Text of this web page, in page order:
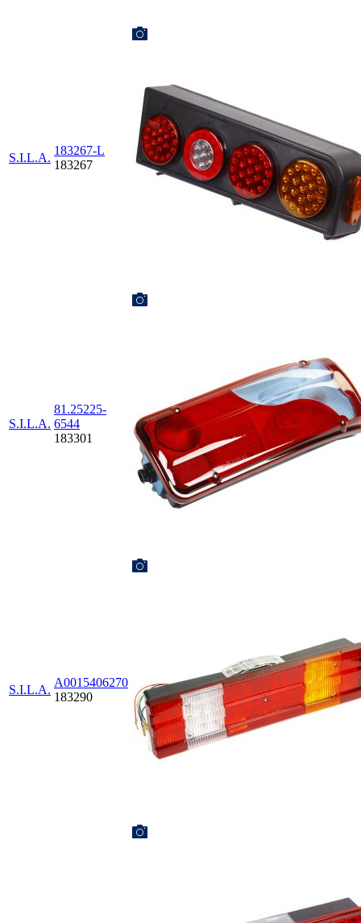
S.I.L.A.
183267-L
183267
S.I.L.A.
81.25225-
6544
183301
S.I.L.A.
A0015406270
183290